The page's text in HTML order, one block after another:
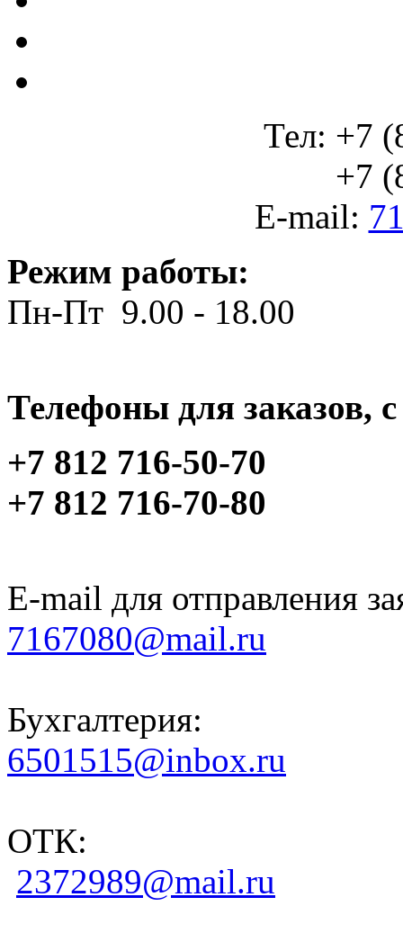
Тел: +7
+7
E-mail:
Режим работы:
Пн-Пт 9.00 - 18.00
Телефоны для заказов,
+7 812 716-50-70
+7 812 716-70-80
E-mail для отправления
7167080@mail.ru
Бухгалтерия:
6501515@inbox.ru
ОТК:
2372989@mail.ru